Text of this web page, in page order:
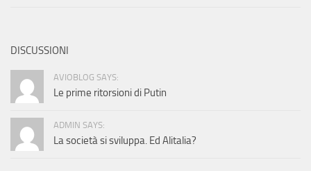
DISCUSSIONI
AVIOBLOG SAYS:
Le prime ritorsioni di Putin
ADMIN SAYS:
La società si sviluppa. Ed Alitalia?